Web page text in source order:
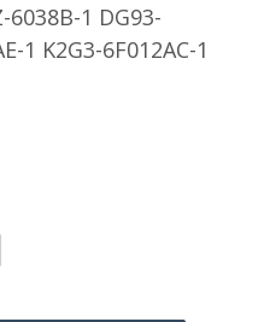
6038B-1 DG93-
1 K2G3-6F012AC-1